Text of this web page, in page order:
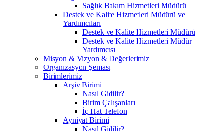
Sağlık Bakım Hizmetleri Müdürü
Destek ve Kalite Hizmetleri Müdürü ve
Yardımcıları
Destek ve Kalite Hizmetleri Müdürü
Destek ve Kalite Hizmetleri Müdür
Yardımcısı
Misyon & Vizyon & Değerlerimiz
Organizasyon Şeması
Birimlerimiz
Arşiv Birimi
Nasıl Gidilir?
Birim Çalışanları
İç Hat Telefon
Ayniyat Birimi
Nasıl Gidilir?